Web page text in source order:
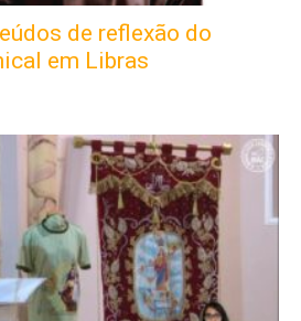
de reflexão do
em Libras